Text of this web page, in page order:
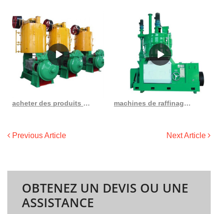
acheter des produits d’entreprises d’huile de riz bon marché trouver une machine à huile de riz machines de raffinage de pétrole brut à système d’exploitation automatique simple
Previous Article Next Article
OBTENEZ UN DEVIS OU UNE
ASSISTANCE